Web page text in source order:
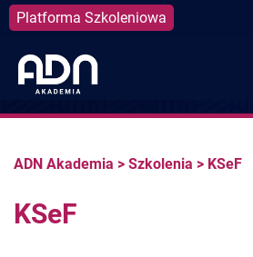
Platforma Szkoleniowa
content
ADN Akademia > Szkolenia > KSeF
KSeF